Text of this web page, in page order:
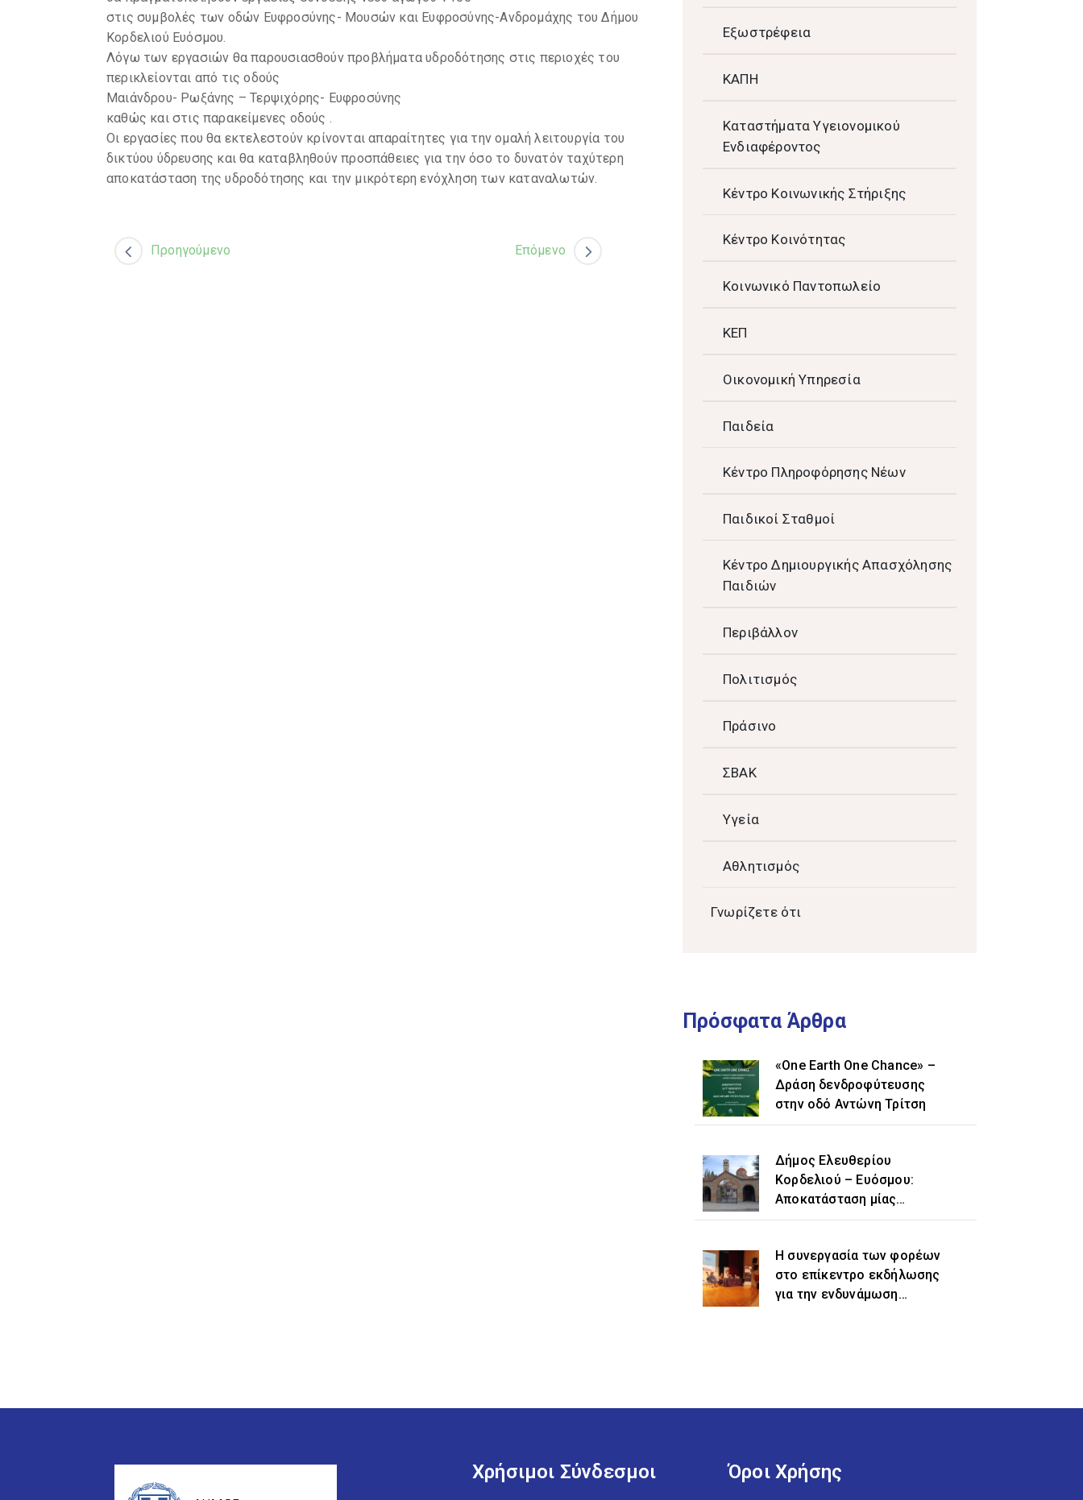
στις συμβολές των οδών Ευφροσύνης- Μουσών και Ευφροσύνης-Ανδρομάχης του Δήμου
Κορδελιού Ευόσμου.
Λόγω των εργασιών θα παρουσιασθούν προβλήματα υδροδότησης στις περιοχές του
περικλείονται από τις οδούς
Μαιάνδρου- Ρωξάνης – Τερψιχόρης- Ευφροσύνης
καθώς και στις παρακείμενες οδούς .
Οι εργασίες που θα εκτελεστούν κρίνονται απαραίτητες για την ομαλή λειτουργία του
δικτύου ύδρευσης και θα καταβληθούν προσπάθειες για την όσο το δυνατόν ταχύτερη
αποκατάσταση της υδροδότησης και την μικρότερη ενόχληση των καταναλωτών.
Προηγούμενο Επόμενο
Εξωστρέφεια
ΚΑΠΗ
Καταστήματα Υγειονομικού
Ενδιαφέροντος
Κέντρο Κοινωνικής Στήριξης
Κέντρο Κοινότητας
Κοινωνικό Παντοπωλείο
ΚΕΠ
Οικονομική Υπηρεσία
Παιδεία
Κέντρο Πληροφόρησης Νέων
Παιδικοί Σταθμοί
Κέντρο Δημιουργικής Απασχόλησης
Παιδιών
Περιβάλλον
Πολιτισμός
Πράσινο
ΣΒΑΚ
Υγεία
Αθλητισμός
Γνωρίζετε ότι
Πρόσφατα Άρθρα
«One Earth One Chance» –
Δράση δενδροφύτευσης
στην οδό Αντώνη Τρίτση
Δήμος Ελευθερίου
Κορδελιού – Ευόσμου:
Αποκατάσταση μίας
ιστορικής αδικίας η
«Ελευθέριο» στην
ονομασία του δήμου
Η συνεργασία των φορέων
στο επίκεντρο εκδήλωσης
για την ενδυνάμωση
Χρήσιμοι Σύνδεσμοι Όροι Χρήσης